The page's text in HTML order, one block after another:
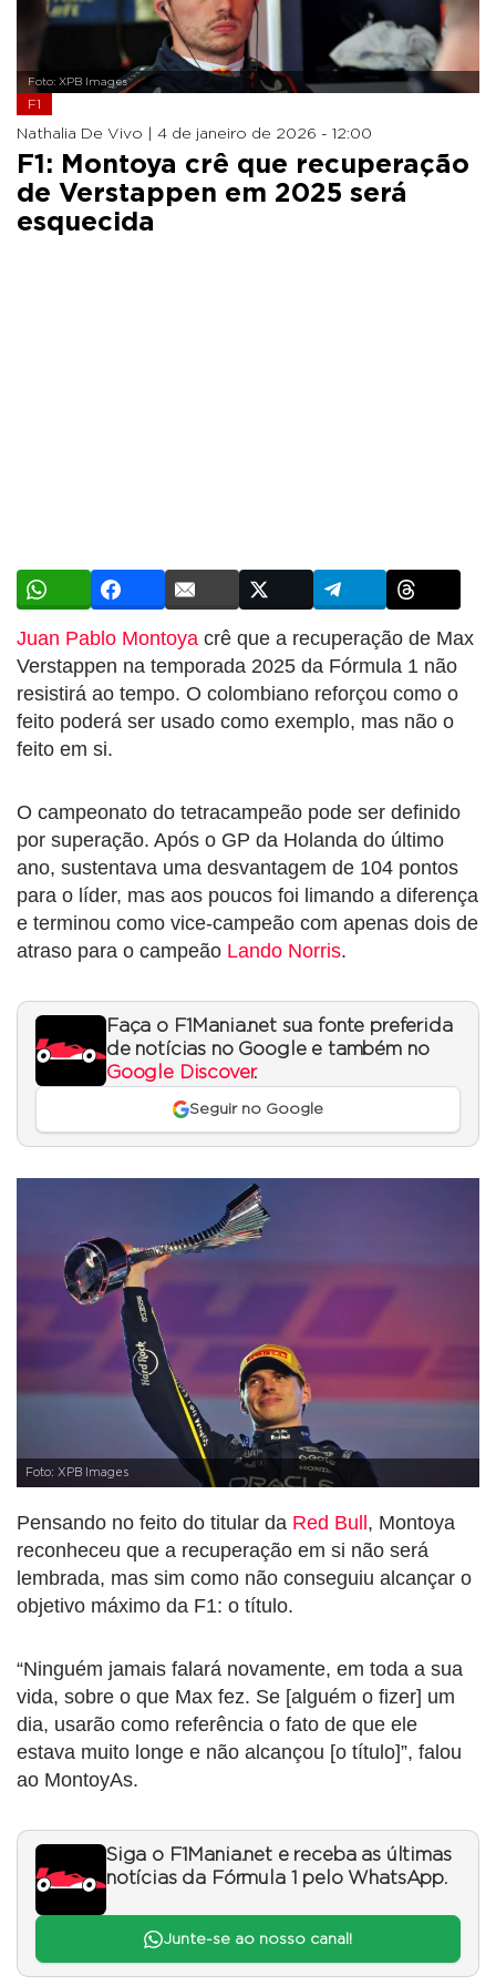
Foto: XPB Images
F1
Nathalia De Vivo | 4 de janeiro de 2026 - 12:00
F1: Montoya crê que recuperação
de Verstappen em 2025 será
esquecida
Juan Pablo Montoya crê que a recuperação de Max
Verstappen na temporada 2025 da Fórmula 1 não
resistirá ao tempo. O colombiano reforçou como o
feito poderá ser usado como exemplo, mas não o
feito em si.
O campeonato do tetracampeão pode ser definido
por superação. Após o GP da Holanda do último
ano, sustentava uma desvantagem de 104 pontos
para o líder, mas aos poucos foi limando a diferença
e terminou como vice-campeão com apenas dois de
atraso para o campeão Lando Norris.
Faça o F1Mania.net sua fonte preferida
de notícias no Google e também no
Google Discover.
Seguir no Google
Foto: XPB Images
Pensando no feito do titular da Red Bull , Montoya
reconheceu que a recuperação em si não será
lembrada, mas sim como não conseguiu alcançar o
objetivo máximo da F1: o título.
“Ninguém jamais falará novamente, em toda a sua
vida, sobre o que Max fez. Se [alguém o fizer] um
dia, usarão como referência o fato de que ele
estava muito longe e não alcançou [o título]”, falou
ao MontoyAs.
Siga o F1Mania.net e receba as últimas
notícias da Fórmula 1 pelo WhatsApp.
Junte-se ao nosso canal!